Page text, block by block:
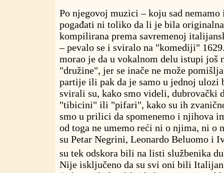
Po njegovoj muzici – koju sad nemamo
pogađati ni toliko da li je bila
kompilirana prema savremenoj
– pevalo se i sviralo na "komediji"
morao je da u vokalnom delu istupi još
"družine", jer se inače ne može
partije ili pak da je samo u jednoj ulozi
svirali su, kako smo videli, dubrovački
"tibicini" ili "pifari", kako su ih
smo u prilici da spomenemo i njihova
od toga ne umemo reći ni o njima, ni o
su Petar Negrini, Leonardo Beluomo i
su tek odskora bili na listi službenika
Nije isključeno da su svi oni bili